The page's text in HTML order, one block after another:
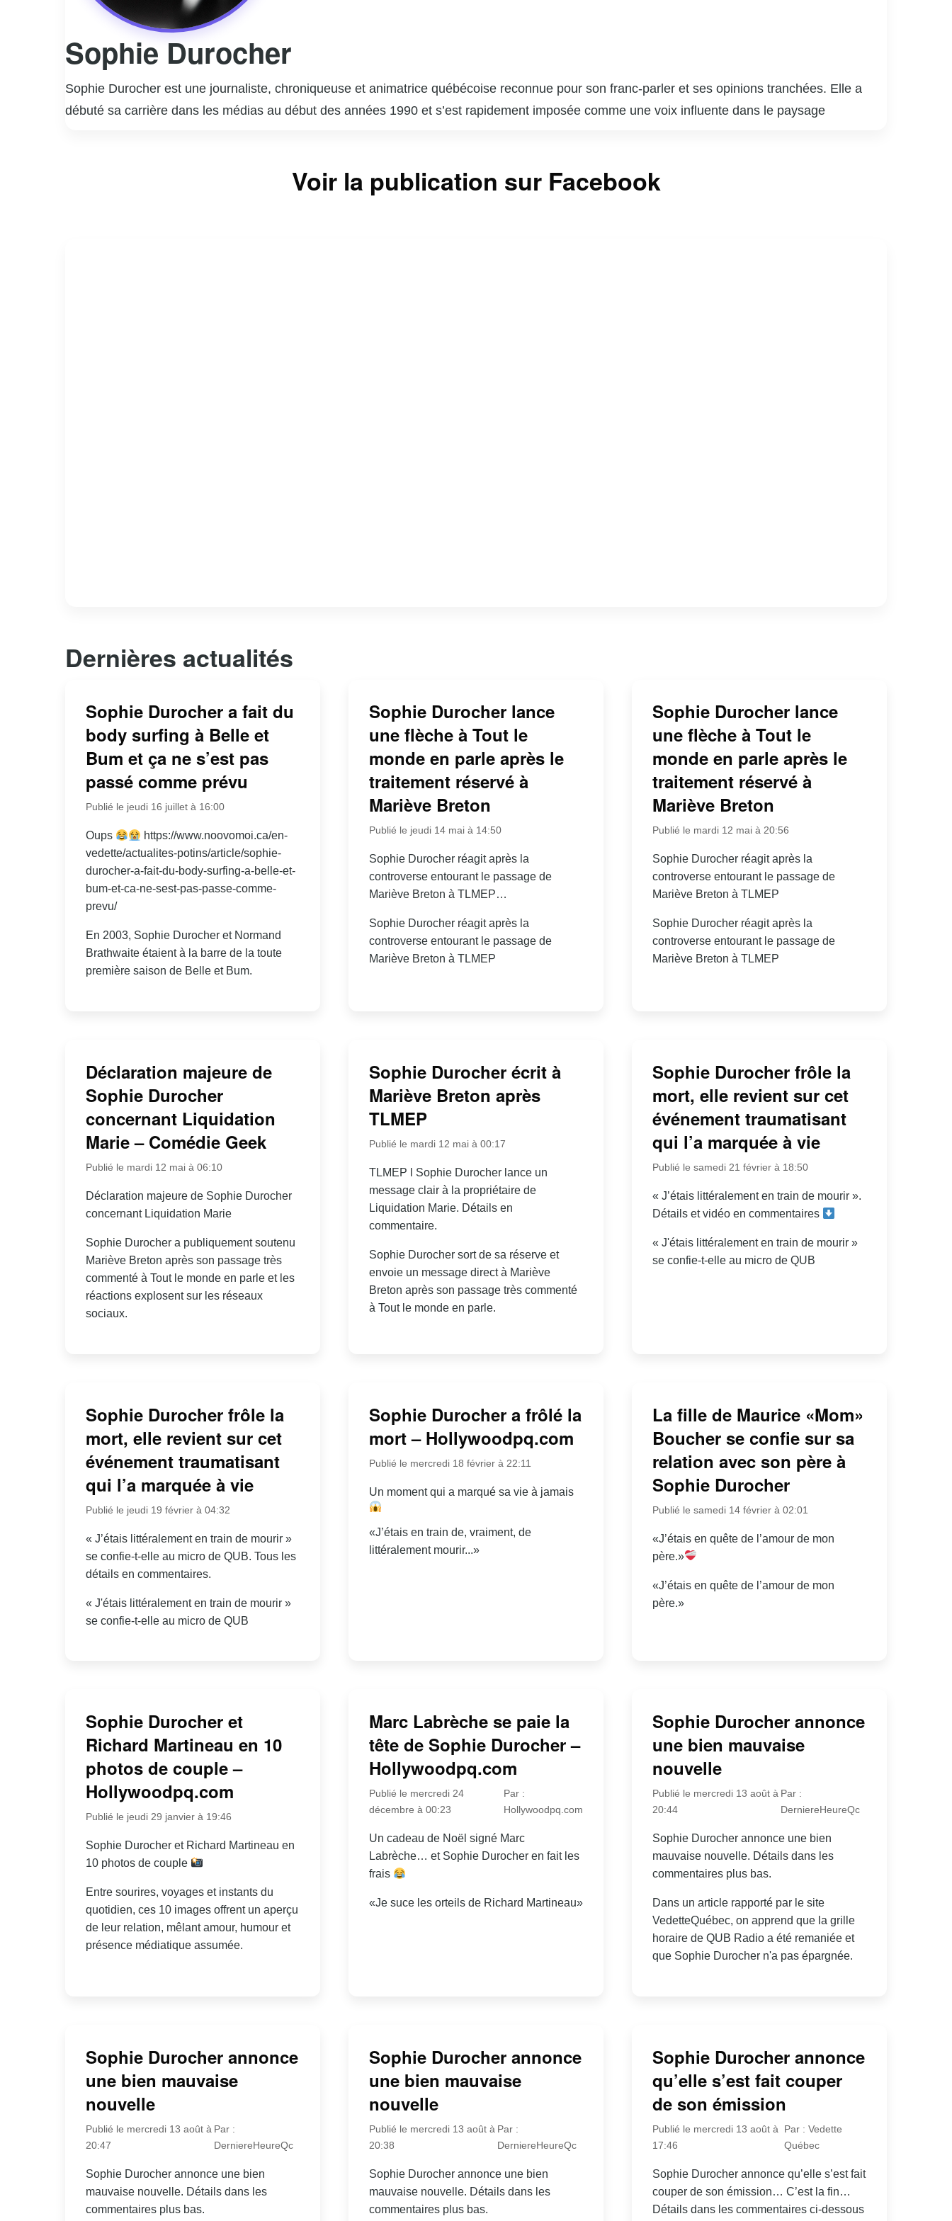
Sophie Durocher
Sophie Durocher est une journaliste, chroniqueuse et animatrice québécoise reconnue pour son franc-parler et ses opinions tranchées. Elle a
débuté sa carrière dans les médias au début des années 1990 et s’est rapidement imposée comme une voix influente dans le paysage
plusieurs émissions de débat. Mariée à l’animateur et producteur Richard Martineau, elle partage souvent la scène médiatique avec lui, formant
un duo dynamique et controversé. Sophie Durocher est appréciée pour sa capacité à susciter la réflexion et le débat, même si ses prises de
Voir la publication sur Facebook
Dernières actualités
Sophie Durocher a fait du
body surfing à Belle et
Bum et ça ne s’est pas
passé comme prévu
Publié le jeudi 16 juillet à 16:00
Oups
https://www.noovomoi.ca/en-
vedette/actualites-potins/article/sophie-
durocher-a-fait-du-body-surfing-a-belle-et-
bum-et-ca-ne-sest-pas-passe-comme-
prevu/
En 2003, Sophie Durocher et Normand
Brathwaite étaient à la barre de la toute
première saison de Belle et Bum.
Sophie Durocher lance
une flèche à Tout le
monde en parle après le
traitement réservé à
Mariève Breton
Publié le jeudi 14 mai à 14:50
Sophie Durocher réagit après la
controverse entourant le passage de
Mariève Breton à TLMEP…
Sophie Durocher réagit après la
controverse entourant le passage de
Mariève Breton à TLMEP
Sophie Durocher lance
une flèche à Tout le
monde en parle après le
traitement réservé à
Mariève Breton
Publié le mardi 12 mai à 20:56
Sophie Durocher réagit après la
controverse entourant le passage de
Mariève Breton à TLMEP
Sophie Durocher réagit après la
controverse entourant le passage de
Mariève Breton à TLMEP
Déclaration majeure de
Sophie Durocher
concernant Liquidation
Marie – Comédie Geek
Publié le mardi 12 mai à 06:10
Déclaration majeure de Sophie Durocher
concernant Liquidation Marie
Sophie Durocher a publiquement soutenu
Mariève Breton après son passage très
commenté à Tout le monde en parle et les
réactions explosent sur les réseaux
sociaux.
Sophie Durocher écrit à
Mariève Breton après
TLMEP
Publié le mardi 12 mai à 00:17
TLMEP l Sophie Durocher lance un
message clair à la propriétaire de
Liquidation Marie. Détails en
commentaire.
Sophie Durocher sort de sa réserve et
envoie un message direct à Mariève
Breton après son passage très commenté
à Tout le monde en parle.
Sophie Durocher frôle la
mort, elle revient sur cet
événement traumatisant
qui l’a marquée à vie
Publié le samedi 21 février à 18:50
« J’étais littéralement en train de mourir ».
Détails et vidéo en commentaires
« J'étais littéralement en train de mourir »
se confie-t-elle au micro de QUB
Sophie Durocher frôle la
mort, elle revient sur cet
événement traumatisant
qui l’a marquée à vie
Publié le jeudi 19 février à 04:32
« J’étais littéralement en train de mourir »
se confie-t-elle au micro de QUB. Tous les
détails en commentaires.
« J'étais littéralement en train de mourir »
se confie-t-elle au micro de QUB
Sophie Durocher a frôlé la
mort – Hollywoodpq.com
Publié le mercredi 18 février à 22:11
Un moment qui a marqué sa vie à jamais
«J’étais en train de, vraiment, de
littéralement mourir...»
La fille de Maurice «Mom»
Boucher se confie sur sa
relation avec son père à
Sophie Durocher
Publié le samedi 14 février à 02:01
«J’étais en quête de l’amour de mon
père.»
«J’étais en quête de l’amour de mon
père.»
Sophie Durocher et
Richard Martineau en 10
photos de couple –
Hollywoodpq.com
Publié le jeudi 29 janvier à 19:46
Sophie Durocher et Richard Martineau en
10 photos de couple
Entre sourires, voyages et instants du
quotidien, ces 10 images offrent un aperçu
de leur relation, mêlant amour, humour et
présence médiatique assumée.
Marc Labrèche se paie la
tête de Sophie Durocher –
Hollywoodpq.com
Publié le mercredi 24
décembre à 00:23
Par :
Hollywoodpq.com
Un cadeau de Noël signé Marc
Labrèche… et Sophie Durocher en fait les
frais
«Je suce les orteils de Richard Martineau»
Sophie Durocher annonce
une bien mauvaise
nouvelle
Publié le mercredi 13 août à
20:44
Par :
DerniereHeureQc
Sophie Durocher annonce une bien
mauvaise nouvelle. Détails dans les
commentaires plus bas.
Dans un article rapporté par le site
VedetteQuébec, on apprend que la grille
horaire de QUB Radio a été remaniée et
que Sophie Durocher n'a pas épargnée.
Sophie Durocher annonce
une bien mauvaise
nouvelle
Publié le mercredi 13 août à
20:47
Par :
DerniereHeureQc
Sophie Durocher annonce une bien
mauvaise nouvelle. Détails dans les
commentaires plus bas.
Sophie Durocher annonce
une bien mauvaise
nouvelle
Publié le mercredi 13 août à
20:38
Par :
DerniereHeureQc
Sophie Durocher annonce une bien
mauvaise nouvelle. Détails dans les
commentaires plus bas.
Sophie Durocher annonce
qu’elle s’est fait couper
de son émission
Publié le mercredi 13 août à
17:46
Par : Vedette
Québec
Sophie Durocher annonce qu’elle s’est fait
couper de son émission… C’est la fin…
Détails dans les commentaires ci-dessous